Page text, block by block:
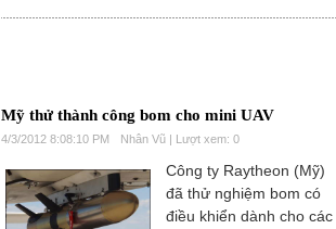
Mỹ thử thành công bom cho mini UAV
4/3/2012 8:08:10 PM Nhân Vũ | Lượt xem: 0
Công ty Raytheon (Mỹ)
đã thử nghiệm bom có
điều khiển dành cho các